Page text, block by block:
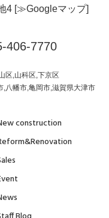
4[≫Googleマップ]
406-7770
区,山科区,下京区
,八幡市,亀岡市,滋賀県大津市
construction